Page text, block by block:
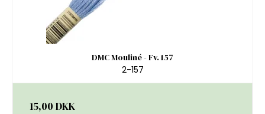
DMC Mouliné - Fv. 157
2-157
15,00 DKK